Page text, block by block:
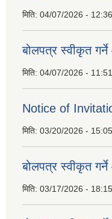
मिति: 04/07/2026 - 12:36
बोलपत्र स्वीकृत
मिति: 04/07/2026 - 11:51
Notice of
मिति: 03/20/2026 - 15:05
बोलपत्र स्वीकृत
मिति: 03/17/2026 - 18:15